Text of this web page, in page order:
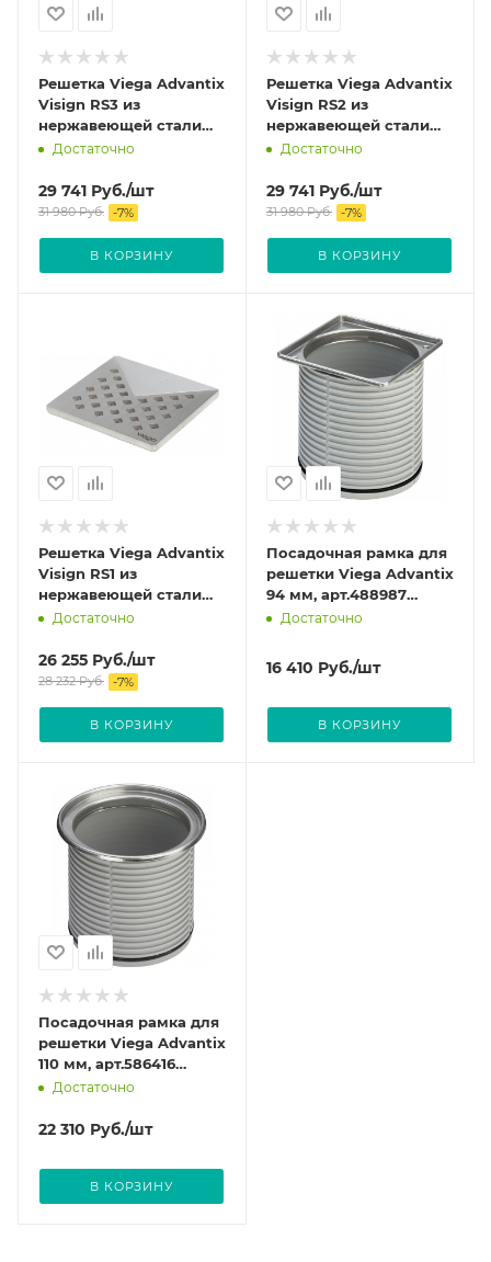
Решетка Viega Advantix
Visign RS3 из
нержавеющей стали
цвет Матовый 492304
Достаточно
29 741 Руб./шт
31 980Руб. -7%
В КОРЗИНУ
Решетка Viega Advantix
Visign RS2 из
нержавеющей стали
цвет Матовый 492298
Достаточно
29 741 Руб./шт
31 980Руб. -7%
В КОРЗИНУ
Решетка Viega Advantix
Visign RS1 из
нержавеющей стали
цвет Матовый 492281
Достаточно
26 255 Руб./шт
28 232Руб. -7%
В КОРЗИНУ
Посадочная рамка для
решетки Viega Advantix
94 мм, арт.488987
(4949.1)
Достаточно
16 410 Руб./шт
В КОРЗИНУ
Посадочная рамка для
решетки Viega Advantix
110 мм, арт.586416
(4962)
Достаточно
22 310 Руб./шт
В КОРЗИНУ